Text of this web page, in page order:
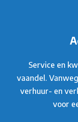
Service en
vaandel.
verhuur- en
voor